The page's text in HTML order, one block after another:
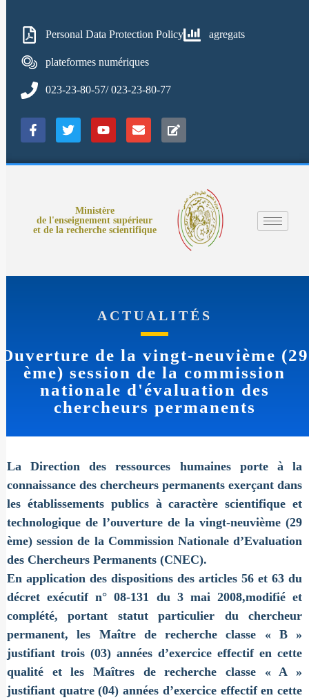
Personal Data Protection Policy agregats
plateformes numériques
023-23-80-57/ 023-23-80-77
Ministère
de l'enseignement supérieur
et de la recherche scientifique
ACTUALITÉS
Ouverture de la vingt-neuvième (29
ème) session de la commission
nationale d'évaluation des
chercheurs permanents
La Direction des ressources humaines porte à la
connaissance des chercheurs permanents exerçant dans
les établissements publics à caractère scientifique et
technologique de l’ouverture de la vingt-neuvième (29
ème) session de la Commission Nationale d’Evaluation
des Chercheurs Permanents (CNEC).
En application des dispositions des articles 56 et 63 du
décret exécutif n° 08-131 du 3 mai 2008,modifié et
complété, portant statut particulier du chercheur
permanent, les Maître de recherche classe « B »
justifiant trois (03) années d’exercice effectif en cette
qualité et les Maîtres de recherche classe « A »
justifiant quatre (04) années d’exercice effectif en cette